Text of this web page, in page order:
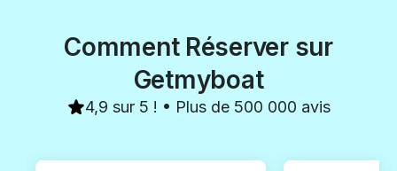
Comment Réserver sur
Getmyboat
4,9 sur 5 ! • Plus de 500 000 avis